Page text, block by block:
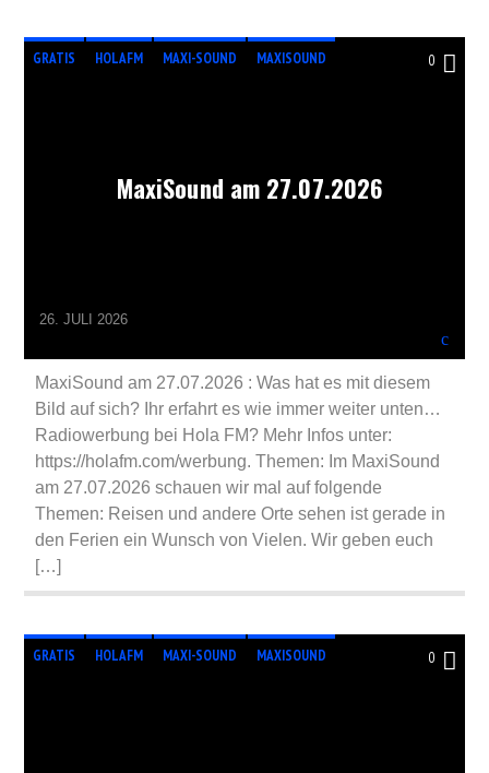
GRATIS HOLAFM MAXI-SOUND MAXISOUND 0
MaxiSound am 27.07.2026
26. JULI 2026
MaxiSound am 27.07.2026 : Was hat es mit diesem
Bild auf sich? Ihr erfahrt es wie immer weiter unten…
Radiowerbung bei Hola FM? Mehr Infos unter:
https://holafm.com/werbung. Themen: Im MaxiSound
am 27.07.2026 schauen wir mal auf folgende
Themen: Reisen und andere Orte sehen ist gerade in
den Ferien ein Wunsch von Vielen. Wir geben euch
[…]
GRATIS HOLAFM MAXI-SOUND MAXISOUND 0